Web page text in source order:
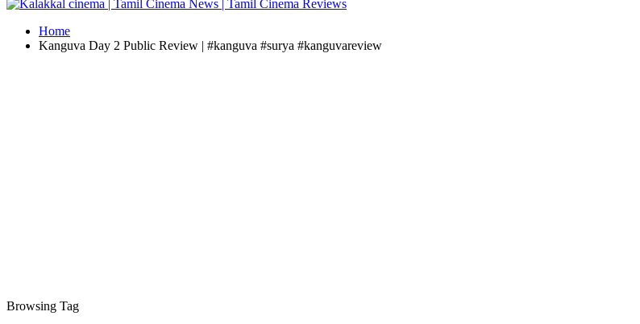
Home
Kanguva Day 2 Public Review | #kanguva #surya #kanguvareview
Browsing Tag